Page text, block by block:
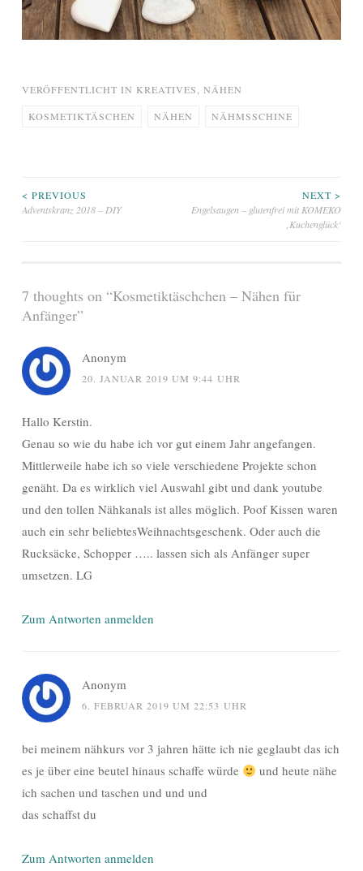
VERÖFFENTLICHT IN KREATIVES NÄHEN
KOSMETIKTÄSCHEN NÄHEN NÄHMSSCHINE
Beitragsnavigation
< PREVIOUS
Adventskranz 2018 – DIY
NEXT >
Engelsaugen – glutenfrei mit KOMEKO
‚Kuchenglück‘
7 thoughts on “Kosmetiktäschchen – Nähen für
Anfänger”
Anonym
20. JANUAR 2019 UM 9:44 UHR
Hallo Kerstin.
Genau so wie du habe ich vor gut einem Jahr angefangen.
Mittlerweile habe ich so viele verschiedene Projekte schon
genäht. Da es wirklich viel Auswahl gibt und dank youtube
und den tollen Nähkanals ist alles möglich. Poof Kissen waren
auch ein sehr beliebtesWeihnachtsgeschenk. Oder auch die
Rucksäcke, Schopper ….. lassen sich als Anfänger super
umsetzen. LG
Zum Antworten anmelden
Anonym
6. FEBRUAR 2019 UM 22:53 UHR
bei meinem nähkurs vor 3 jahren hätte ich nie geglaubt das ich
es je über eine beutel hinaus schaffe würde
und heute nähe
ich sachen und taschen und und und
das schaffst du
Zum Antworten anmelden